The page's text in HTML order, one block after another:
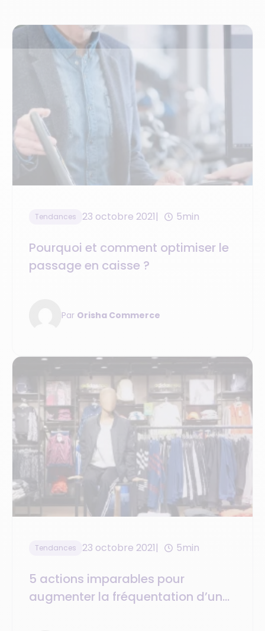
Tendances 23 octobre 2021 5min
Pourquoi et comment optimiser le
passage en caisse ?
Par Orisha Commerce
Tendances 23 octobre 2021 5min
5 actions imparables pour
augmenter la fréquentation d’un